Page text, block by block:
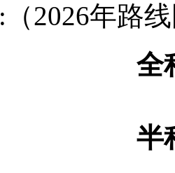
（2026年路
全
半